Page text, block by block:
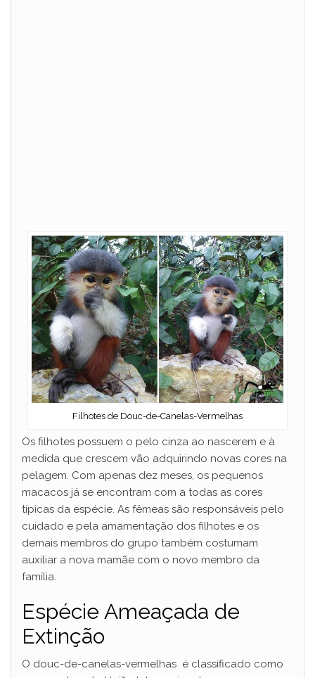
Filhotes de Douc-de-Canelas-Vermelhas
Os filhotes possuem o pelo cinza ao nascerem e à
medida que crescem vão adquirindo novas cores na
pelagem. Com apenas dez meses, os pequenos
macacos já se encontram com a todas as cores
típicas da espécie. As fêmeas são responsáveis pelo
cuidado e pela amamentação dos filhotes e os
demais membros do grupo também costumam
auxiliar a nova mamãe com o novo membro da
família.
Espécie Ameaçada de
Extinção
O douc-de-canelas-vermelhas é classificado como